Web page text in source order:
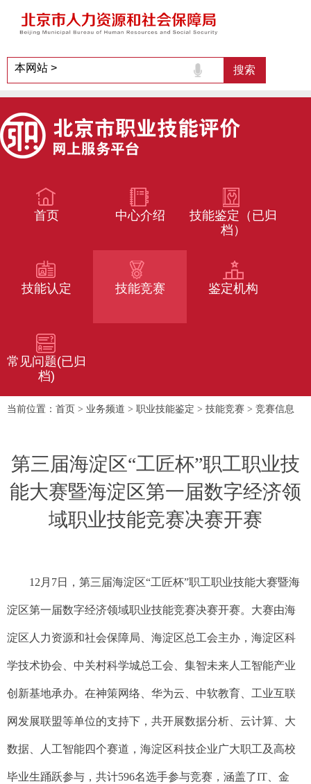
首页 中心介绍
技能鉴定（已归
档）
技能认定 技能竞赛 鉴定机构
常见问题(已归
档)
当前位置： 首页 > 业务频道 > 职业技能鉴定 > 技能竞赛 > 竞赛信息
第三届海淀区“工匠杯”职工职业技
能大赛暨海淀区第一届数字经济领
域职业技能竞赛决赛开赛
12月7日，第三届海淀区“工匠杯”职工职业技能大赛暨海
淀区第一届数字经济领域职业技能竞赛决赛开赛。大赛由海
淀区人力资源和社会保障局、海淀区总工会主办，海淀区科
学技术协会、中关村科学城总工会、集智未来人工智能产业
创新基地承办。在神策网络、华为云、中软教育、工业互联
网发展联盟等单位的支持下，共开展数据分析、云计算、大
数据、人工智能四个赛道，海淀区科技企业广大职工及高校
毕业生踊跃参与，共计596名选手参与竞赛，涵盖了IT、金